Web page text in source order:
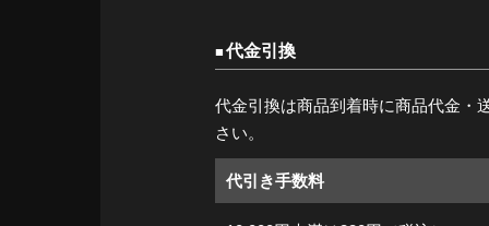
代金引換
代金引換は商品到着時に商品代金・
さい。
代引き手数料